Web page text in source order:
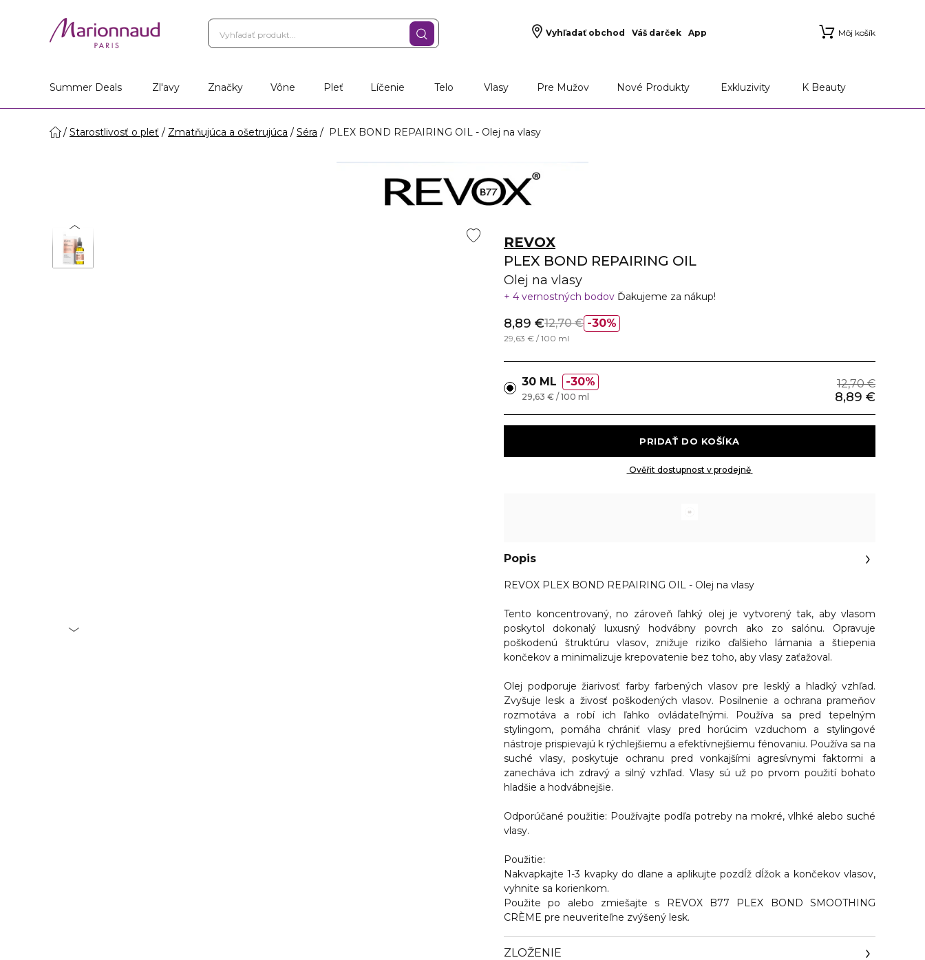
Vyhľadať obchod Váš darček App Môj košík
Summer Deals Zl'avy Značky Vône Pleť Líčenie Telo Vlasy Pre Mužov Nové Produkty Exkluzivity K Beauty
Starostlivosť o pleť Zmatňujúca a ošetrujúca Séra PLEX BOND REPAIRING OIL - Olej na vlasy
REVOX
PLEX BOND REPAIRING OIL
Olej na vlasy
4 vernostných bodov Ďakujeme za nákup!
30%
8,89 €12,70 €
29,63 € / 100 ml
30 ML 30% 12,70 €
8,89 €
29,63 € / 100 ml
Ověřit dostupnost v prodejně
Popis
REVOX PLEX BOND REPAIRING OIL - Olej na vlasy
Tento koncentrovaný, no zároveň ľahký olej je vytvorený tak, aby vlasom
poskytol dokonalý luxusný hodvábny povrch ako zo salónu. Opravuje
poškodenú štruktúru vlasov, znižuje riziko ďalšieho lámania a štiepenia
končekov a minimalizuje krepovatenie bez toho, aby vlasy zaťažoval.
Olej podporuje žiarivosť farby farbených vlasov pre lesklý a hladký vzhľad.
Zvyšuje lesk a živosť poškodených vlasov. Posilnenie a ochrana prameňov
rozmotáva a robí ich ľahko ovládateľnými. Používa sa pred tepelným
stylingom, pomáha chrániť vlasy pred horúcim vzduchom a stylingové
nástroje prispievajú k rýchlejšiemu a efektívnejšiemu fénovaniu. Používa sa na
suché vlasy, poskytuje ochranu pred vonkajšími agresívnymi faktormi a
zanecháva ich zdravý a silný vzhľad. Vlasy sú už po prvom použití bohato
hladšie a hodvábnejšie.
Odporúčané použitie: Používajte podľa potreby na mokré, vlhké alebo suché
vlasy.
Použitie:
Nakvapkajte 1-3 kvapky do dlane a aplikujte pozdĺž dĺžok a končekov vlasov,
vyhnite sa korienkom.
Použite po alebo zmiešajte s REVOX B77 PLEX BOND SMOOTHING
CRÈME pre neuveriteľne zvýšený lesk.
ZLOŽENIE